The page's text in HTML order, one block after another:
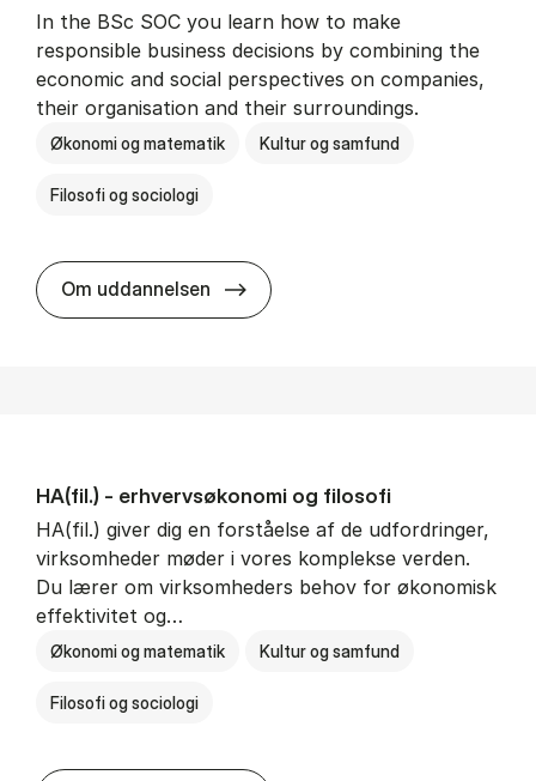
In the BSc SOC you learn how to make
responsible business decisions by combining the
economic and social perspectives on companies,
their organisation and their surroundings.
Økonomi og matematik Kultur og samfund
Filosofi og sociologi
Om uddannelsen BSc in Busi­ness Ad­min­is­tra­tion
HA(fil.) - erhvervs­økonomi og fi­lo­so­fi
HA(fil.) giver dig en forståelse af de udfordringer,
virksomheder møder i vores komplekse verden.
Du lærer om virksomheders behov for økonomisk
effektivitet og…
Økonomi og matematik Kultur og samfund
Filosofi og sociologi